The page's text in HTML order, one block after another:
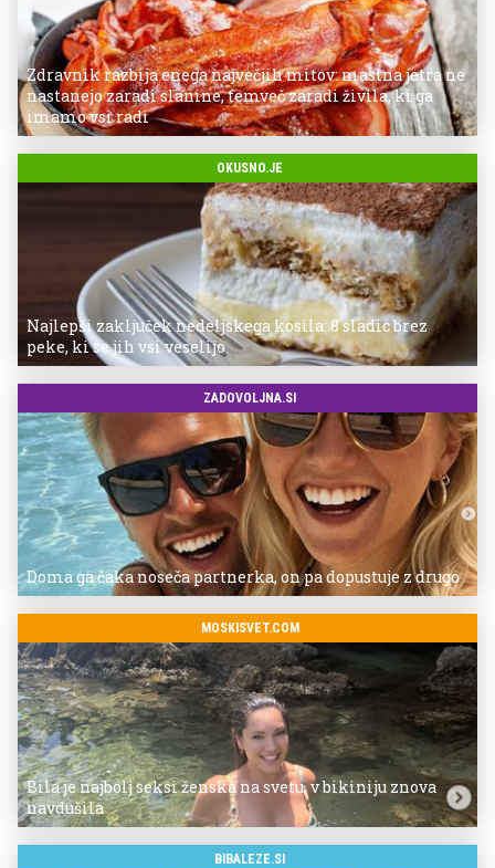
Zdravnik razbija enega največjih mitov: mastna jetra ne
nastanejo zaradi slanine, temveč zaradi živila, ki ga
imamo vsi radi
OKUSNO.JE
Najlepši zaključek nedeljskega kosila: 8 sladic brez
peke, ki se jih vsi veselijo
ZADOVOLJNA.SI
Doma ga čaka noseča partnerka, on pa dopustuje z drugo
MOSKISVET.COM
Bila je najbolj seksi ženska na svetu, v bikiniju znova
navdušila
BIBALEZE.SI